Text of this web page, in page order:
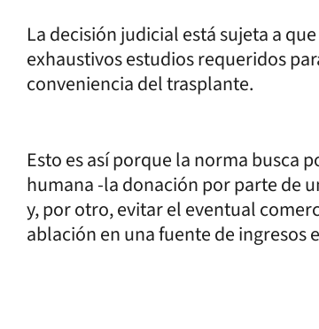
La decisión judicial está sujeta a
exhaustivos estudios requeridos
conveniencia del trasplante.
Esto es así porque la norma busca
humana -la donación por parte de
y, por otro, evitar el eventual
ablación en una fuente de